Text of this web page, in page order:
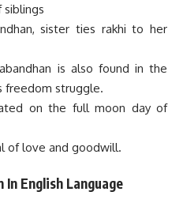
siblings
sister ties rakhi to her
is also found in the
freedom struggle.
on the full moon day of
of love and goodwill.
In English Language